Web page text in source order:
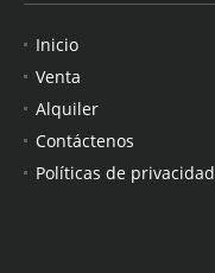
Inicio
Venta
Alquiler
Contáctenos
Políticas de privacidad